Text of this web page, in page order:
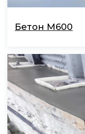
Бетон М600